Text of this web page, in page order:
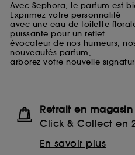
Avec Sephora, le parfum est
Exprimez votre personnalité
avec une eau de toilette
puissante pour un reflet
évocateur de nos humeurs,
nouveautés parfum,
arborez votre nouvelle
Retrait en magasin
Click & Collect en
En savoir plus